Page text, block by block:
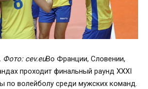
Фото: cev.euВо Франции, Словении,
проходит финальный раунд XXXI
по волейболу среди мужских команд.